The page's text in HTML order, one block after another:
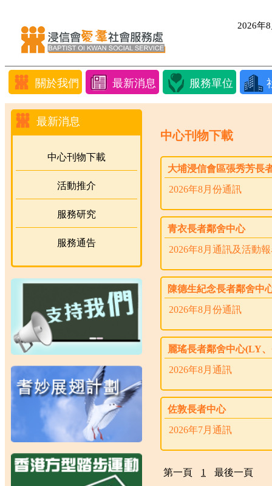
2026年
關於我們 最新消息 服務單位
最新消息
中心刊物下載
活動推介
服務研究
服務通告
中心刊物下載
大埔浸信會區張秀芳長
2026年8月份通訊
青衣長者鄰舍中心
2026年8月通訊及活動
陳德生紀念長者鄰舍中
2026年8月份通訊
麗瑤長者鄰舍中心(LY
2026年8月通訊
佐敦長者中心
2026年7月通訊
第一頁 1 最後一頁